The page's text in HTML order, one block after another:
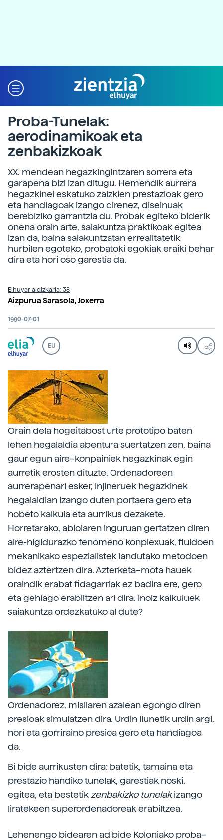
Proba-Tunelak:
aerodinamikoak eta
zenbakizkoak
XX. mendean hegazkingintzaren sorrera eta
garapena bizi izan ditugu. Hemendik aurrera
hegazkinei eskatuko zaizkien prestazioak gero
eta handiagoak izango direnez, diseinuak
berebiziko garrantzia du. Probak egiteko biderik
onena orain arte, saiakuntza praktikoak egitea
izan da, baina saiakuntzatan errealitatetik
hurbilen egoteko, probatoki egokiak eraiki behar
dira eta hori oso garestia da.
Elhuyar aldizkaria: 38
Aizpurua Sarasola, Joxerra
1990-07-01
EU
Orain dela hogeitabost urte prototipo baten
lehen hegalaldia abentura suertatzen zen, baina
gaur egun aire–konpainiek hegazkinak egin
aurretik erosten dituzte. Ordenadoreen
aurrerapenari esker, injineruek hegazkinek
hegalaldian izango duten portaera gero eta
hobeto kalkula eta aurrikus dezakete.
Horretarako, abioiaren inguruan gertatzen diren
aire-higidurazko fenomeno konplexuak, fluidoen
mekanikako espezialistek landutako metodoen
bidez aztertzen dira. Azterketa–mota hauek
oraindik erabat fidagarriak ez badira ere, gero
eta gehiago erabiltzen ari dira. Inoiz kalkuluek
saiakuntza ordezkatuko al dute?
Ordenadorez, misilaren azalean egongo diren
presioak simulatzen dira. Urdin ilunetik urdin argi,
hori eta gorriraino presioa gero eta handiagoa
da.
Bi bide aurrikusten dira: batetik, tamaina eta
prestazio handiko tunelak, garestiak noski,
egitea, eta bestetik zenbakizko tunelakizango
liratekeen superordenadoreak erabiltzea.
Lehenengo bidearen adibide Koloniako proba–